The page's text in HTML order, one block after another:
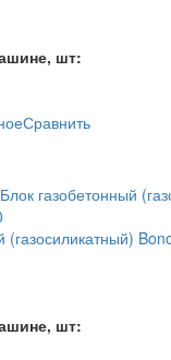
шт:
Сравнить
(газосиликатный)
шт: